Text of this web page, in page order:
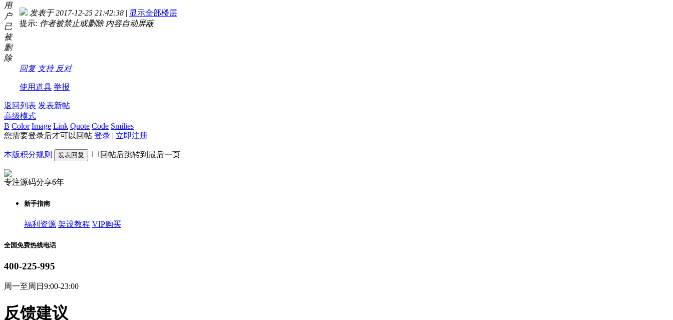
用
户
已
被
删
除
发表于 2017-12-25 21:42:38 | 显示全部楼层
提示: 作者被禁止或删除 内容自动屏蔽
回复 支持 反对
使用道具 举报
返回列表 发表新帖
高级模式
B Color Image Link Quote Code Smilies
您需要登录后才可以回帖 登录 | 立即注册
本版积分规则 发表回复 回帖后跳转到最后一页
专注源码分享6年
新手指南
福利资源 架设教程 VIP购买
全国免费热线电话
400-225-995
周一至周日9:00-23:00
反馈建议